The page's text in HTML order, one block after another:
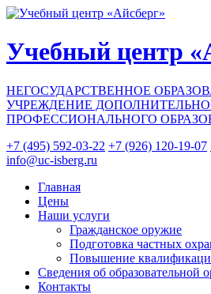
Skip
content
Учебный центр
НЕГОСУДАРСТВЕННОЕ
УЧРЕЖДЕНИЕ
ПРОФЕССИОНАЛЬНОГО
+7 (495) 592-03-22 +7 (926) 120-19-07
info@uc-isberg.ru
Главная
Цены
Наши услуги
Гражданское оружие
Подготовка частных
Повышение
Сведения об образовательной
Контакты